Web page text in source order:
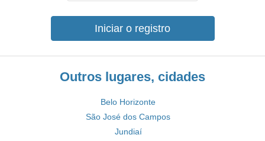
Iniciar o registro
Outros lugares, cidades
Belo Horizonte
São José dos Campos
Jundiaí